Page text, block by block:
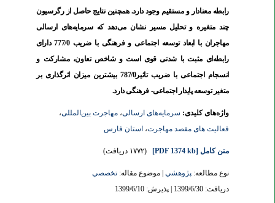
رابطه معنادار و مستقیم وجود دارد. همچنین نتایج حاصل از رگرسیون
چند متغیره و تحلیل مسیر نشان می‌دهد که سرمایه‌های ارسالی
مهاجران با ابعاد توسعه اجتماعی و فرهنگی با ضریب 777/0 دارای
رابطه‌ای مثبت با شدتی قوی است و شاخص تعاون، مشارکت و
انسجام اجتماعی با ضریب تاثیر787/0 بیشترین میزان اثرگذاری بر
متغیر توسعه پایدار اجتماعی- فرهنگی دارد.
واژه‌های کلیدی:سرمایه‌های ارسالی، مهاجرت بین‌المللی،
فعالیت های مقصد مهاجرت ،استان فارس
متن کامل[PDF 1374 kb] (۱۷۷۲ دریافت)
نوع مطالعه:پژوهشي| موضوع مقاله:تخصصي
دریافت: 1399/6/30 | پذیرش: 1399/6/10